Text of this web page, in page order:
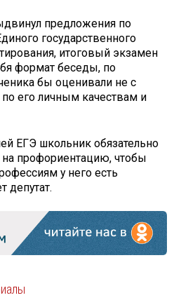
предложения по
государственного
итоговый экзамен
формат беседы, по
бы оценивали не с
по его личным качествам и
ЕГЭ школьник обязательно
на профориентацию, чтобы
у него есть
депутат.